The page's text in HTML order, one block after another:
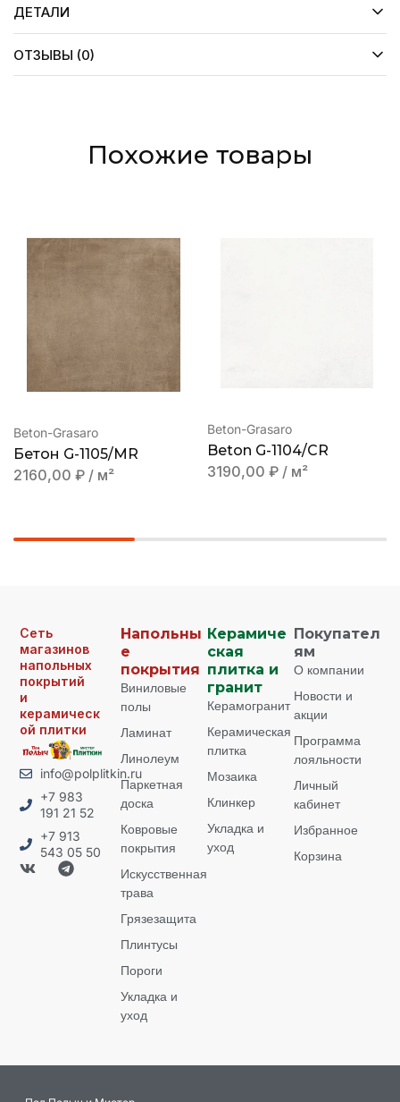
ДЕТАЛИ
ОТЗЫВЫ (0)
Похожие товары
Beton-Grasaro
Бетон G-1105/MR
2160,00 ₽ / м²
Beton-Grasaro
Beton G-1104/CR
3190,00 ₽ / м²
Сеть
магазинов
напольных
покрытий
и
керамическ
ой плитки
info@polplitkin.ru
+7 983
191 21 52
+7 913
543 05 50
Напольны
е
покрытия
Виниловые
полы
Ламинат
Линолеум
Паркетная
доска
Ковровые
покрытия
Искусственная
трава
Грязезащита
Плинтусы
Пороги
Укладка и
уход
Керамиче
ская
плитка и
гранит
Керамогранит
Керамическая
плитка
Мозаика
Клинкер
Укладка и
уход
Покупател
ям
О компании
Новости и
акции
Программа
лояльности
Личный
кабинет
Избранное
Корзина